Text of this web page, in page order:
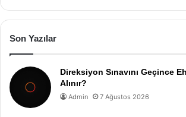
Son Yazılar
Direksiyon Sınavını Geçince
Alınır?
Admin 7 Ağustos 2026